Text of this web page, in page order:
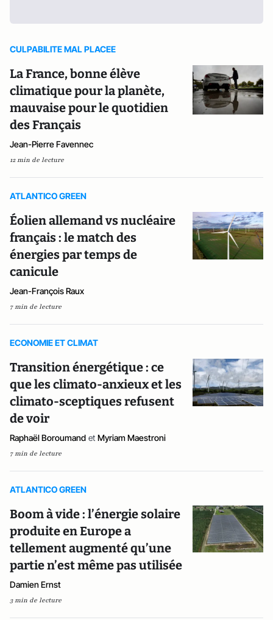
CULPABILITE MAL PLACEE
La France, bonne élève
climatique pour la planète,
mauvaise pour le quotidien
des Français
Jean-Pierre Favennec
12 min de lecture
ATLANTICO GREEN
Éolien allemand vs nucléaire
français : le match des
énergies par temps de
canicule
Jean-François Raux
7 min de lecture
ECONOMIE ET CLIMAT
Transition énergétique : ce
que les climato-anxieux et les
climato-sceptiques refusent
de voir
Raphaël Boroumand et Myriam Maestroni
7 min de lecture
ATLANTICO GREEN
Boom à vide : l’énergie solaire
produite en Europe a
tellement augmenté qu’une
partie n’est même pas utilisée
Damien Ernst
3 min de lecture